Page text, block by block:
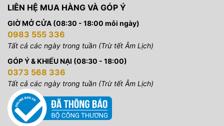
LIÊN HỆ MUA HÀNG VÀ GÓP Ý
GIỜ MỞ CỬA (08:30 - 18:00 mỗi ngày)
0983 555 336
Tất cả các ngày trong tuần (Trừ tết Âm Lịch)
GÓP Ý & KHIẾU NẠI (08:30 - 18:00)
0373 568 336
Tất cả các ngày trong tuần (Trừ tết Âm Lịch)